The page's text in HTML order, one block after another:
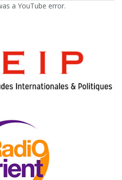
a YouTube error.